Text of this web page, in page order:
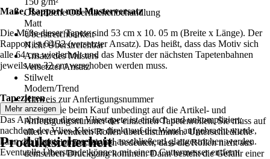
Oberfläche/Oberflächenbehandlung
Matt
Überstreichbarkeit
Nicht Überstreichbar
Ansatz des Musters
Versetzter Ansatz
Stilwelt
Modern/Trend
Hinweis zur Anfertigungsnummer
Achten Sie beim Kauf unbedingt auf die Artikel- und
Anfertigungsnummer der einzelnen Tapetenrollen. Sie muss auf
allen verwendeten Rollen übereinstimmen. Unterschiedliche
Zahlen oder Buchstaben bedeuten, dass die Rollen nicht aus
demselben Druckgang kommen. Dann besteht die Gefahr einer
Maße, Rapport und Musterversatz
Die Maße dieser Tapete sind 53 cm x 10. 05 m (Breite x Länge). Der
Rapport ist 64/32 (versetzter Ansatz). Das heißt, dass das Motiv sich
alle 64 cm wiederholt und das Muster der nächsten Tapetenbahnen
jeweils um 32 cm verschoben werden muss.
Tapezieren
Das Anbringen dieser Vliestapete ist einfach und unkompliziert:
nachdem der Vlies-Kleister direkt auf die Wand aufgebracht wurde,
kann die Tapete angesetzt und anschließend glattgestrichen werden.
Eventuelle Überstande können mit einem Cuttermesser entfernt
Mehr anzeigen
Produktsicherheit